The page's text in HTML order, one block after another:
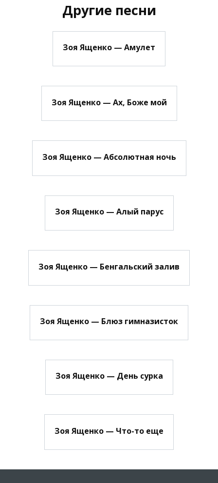
Другие песни
Зоя Ященко — Амулет
Зоя Ященко — Ах, Боже мой
Зоя Ященко — Абсолютная ночь
Зоя Ященко — Алый парус
Зоя Ященко — Бенгальский залив
Зоя Ященко — Блюз гимназисток
Зоя Ященко — День сурка
Зоя Ященко — Что-то еще